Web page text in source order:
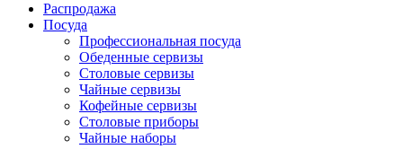
Распродажа
Посуда
Профессиональная посуда
Обеденные сервизы
Столовые сервизы
Чайные сервизы
Кофейные сервизы
Столовые приборы
Чайные наборы